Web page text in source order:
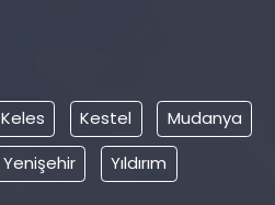
Keles Kestel
Mudanya
Yenişehir Yıldırım